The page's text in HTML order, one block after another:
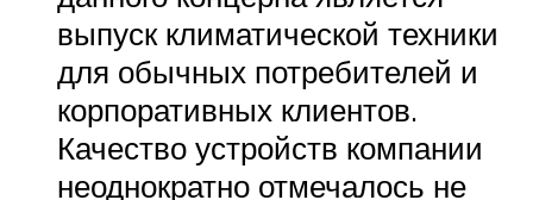
выпуск климатической техники
для обычных потребителей и
корпоративных клиентов.
Качество устройств компании
неоднократно отмечалось не